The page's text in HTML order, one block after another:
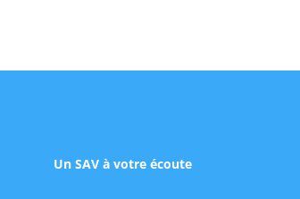
Un SAV à votre écoute